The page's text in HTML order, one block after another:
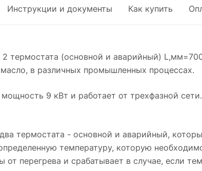
Инструкции и документы Как купить
термостата (основной и аварийный)
в различных промышленных процессах.
9 кВт и работает от трехфазной
термостата - основной и аварийный,
температуру, которую
от перегрева и срабатывает в случае, если